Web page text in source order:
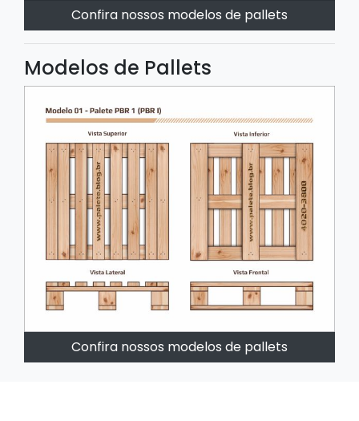
Confira nossos modelos de pallets
Modelos de Pallets
Confira nossos modelos de pallets